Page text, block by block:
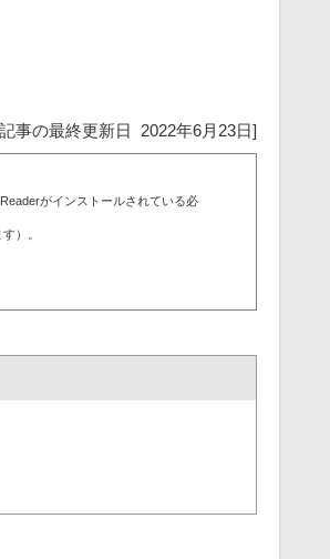
事の最終更新日 2022年6月23日]
がインストールされている必
）。